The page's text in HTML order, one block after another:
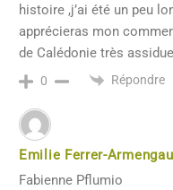
histoire ,j’ai été un peu
apprécieras mon
de Calédonie très
0 Répondre
Emilie Ferrer-Armengau
Fabienne Pflumio